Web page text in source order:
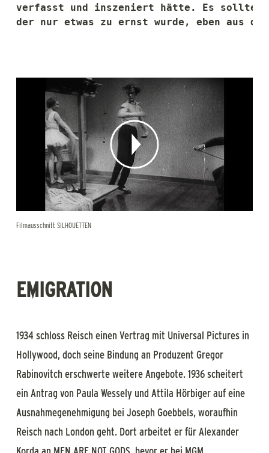
verfasst und inszeniert hätte. Es sollte
der nur etwas zu ernst wurde, eben aus der
Filmausschnitt SILHOUETTEN
EMIGRATION
1934 schloss Reisch einen Vertrag mit Universal Pictures in
Hollywood, doch seine Bindung an Produzent Gregor
Rabinovitch erschwerte weitere Angebote. 1936 scheitert
ein Antrag von Paula Wessely und Attila Hörbiger auf eine
Ausnahmegenehmigung bei Joseph Goebbels, woraufhin
Reisch nach London geht. Dort arbeitet er für Alexander